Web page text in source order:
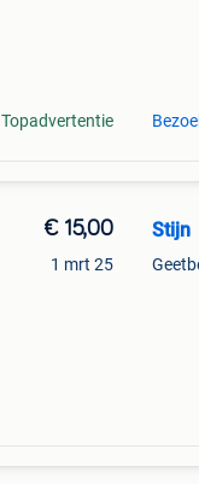
Topadvertentie
€ 15,00
1 mrt 25
Stijn